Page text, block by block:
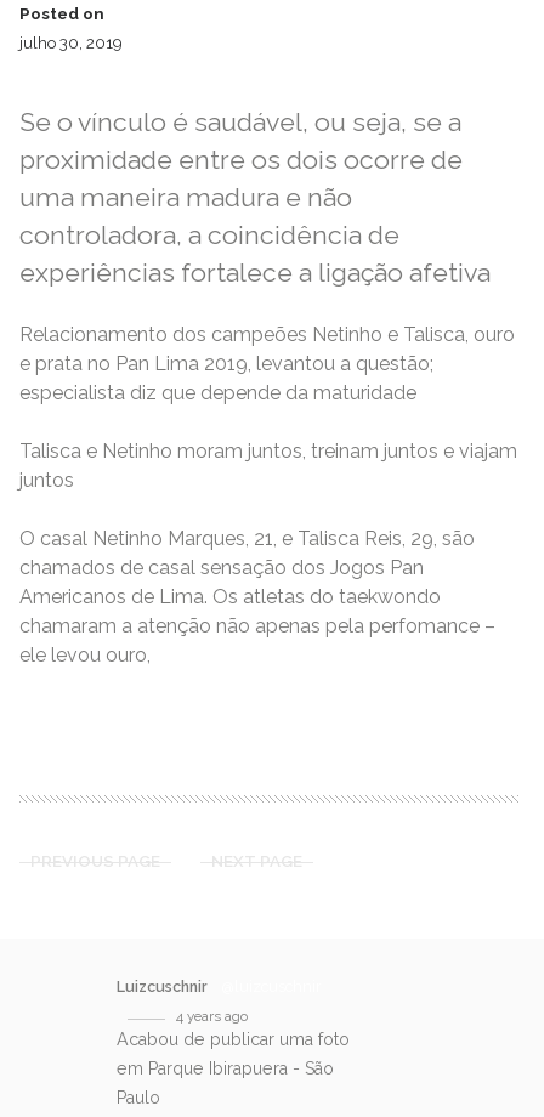
Posted on
julho 30, 2019
Se o vínculo é saudável, ou seja, se a
proximidade entre os dois ocorre de
uma maneira madura e não
controladora, a coincidência de
experiências fortalece a ligação afetiva
Relacionamento dos campeões Netinho e Talisca, ouro
e prata no Pan Lima 2019, levantou a questão;
especialista diz que depende da maturidade
Talisca e Netinho moram juntos, treinam juntos e viajam
juntos
O casal Netinho Marques, 21, e Talisca Reis, 29, são
chamados de casal sensação dos Jogos Pan
Americanos de Lima. Os atletas do taekwondo
chamaram a atenção não apenas pela perfomance –
ele levou ouro,
PREVIOUS PAGE NEXT PAGE
Luizcuschnir
4 years ago
Acabou de publicar uma foto
em Parque Ibirapuera - São
Paulo